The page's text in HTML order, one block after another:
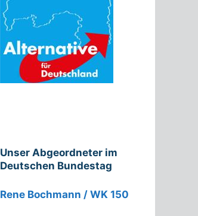
Unser Abgeordneter im
Deutschen Bundestag
Rene Bochmann / WK 150